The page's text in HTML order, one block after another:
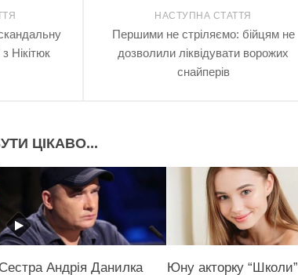
НАСТУПНА СТАТТЯ
Першими не стріляємо: бійцям не
дозволили ліквідувати ворожих
снайперів
Нікітюк
ЦІКАВО...
Сестра Андрія Данилка Юну акторку “Школи”